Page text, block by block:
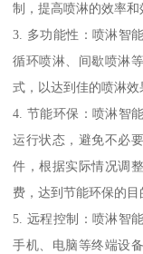
制，提高喷淋的效率和
3. 多功能性：喷淋智
循环喷淋、间歇喷淋
式，以达到佳的喷淋效
4. 节能环保：喷淋智
运行状态，避免不必
件，根据实际情况调
费，达到节能环保的目
5. 远程控制：喷淋智
手机、电脑等终端设